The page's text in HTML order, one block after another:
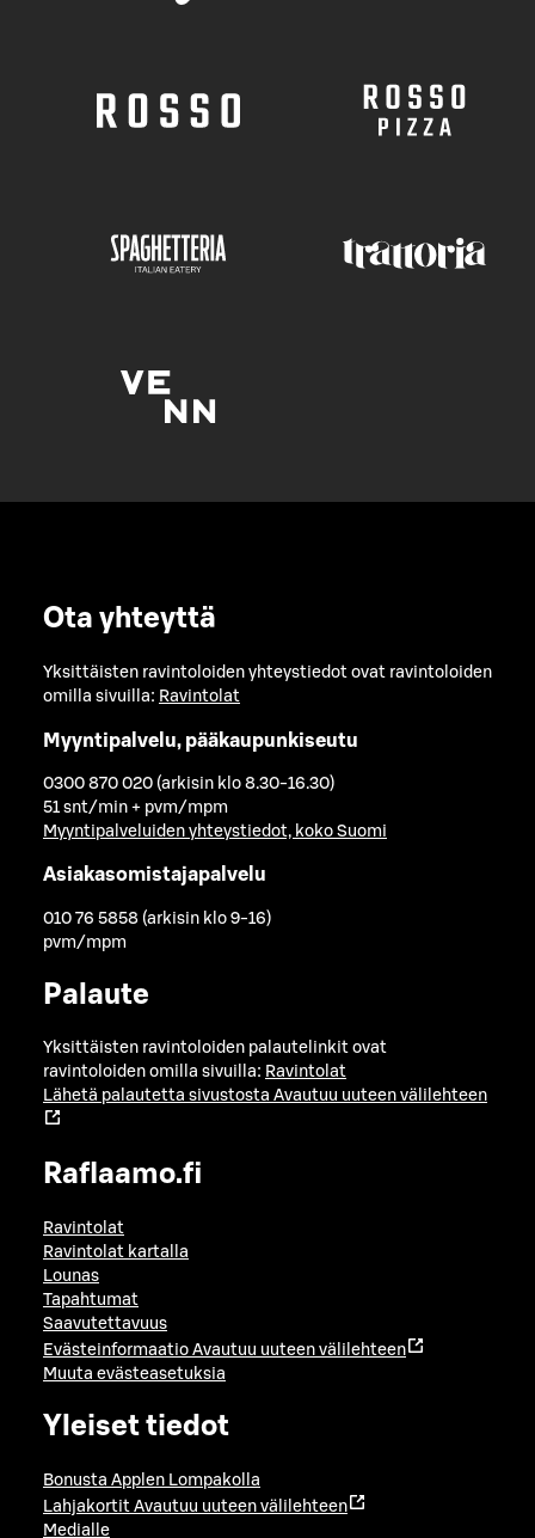
Ota yhteyttä
Yksittäisten ravintoloiden yhteystiedot ovat ravintoloiden
omilla sivuilla: Ravintolat
Myyntipalvelu, pääkaupunkiseutu
0300 870 020 (arkisin klo 8.30-16.30)
51 snt/min + pvm/mpm
Myyntipalveluiden yhteystiedot, koko Suomi
Asiakasomistajapalvelu
010 76 5858 (arkisin klo 9-16)
pvm/mpm
Palaute
Yksittäisten ravintoloiden palautelinkit ovat
ravintoloiden omilla sivuilla: Ravintolat
Lähetä palautetta sivustosta Avautuu uuteen välilehteen
Raflaamo.fi
Ravintolat
Ravintolat kartalla
Lounas
Tapahtumat
Saavutettavuus
Evästeinformaatio Avautuu uuteen välilehteen
Muuta evästeasetuksia
Yleiset tiedot
Bonusta Applen Lompakolla
Lahjakortit Avautuu uuteen välilehteen
Medialle